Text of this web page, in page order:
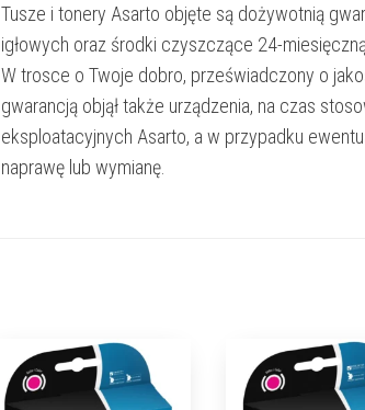
Tusze i tonery Asarto objęte są dożywotnią
igłowych oraz środki czyszczące 24-
W trosce o Twoje dobro, przeświadczony o
gwarancją objął także urządzenia, na czas
eksploatacyjnych Asarto, a w przypadku
naprawę lub wymianę.